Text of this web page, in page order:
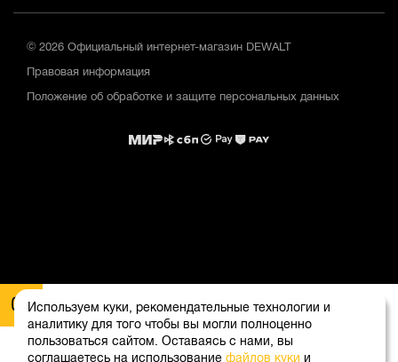
Используем куки, рекомендательные технологии и
аналитику для того чтобы вы могли полноценно
пользоваться сайтом. Оставаясь с нами, вы
соглашаетесь на использование файлов куки и
© 2026 Официальный интернет-магазин DEWALT
Правовая информация
Положение об обработке и защите персональных данных